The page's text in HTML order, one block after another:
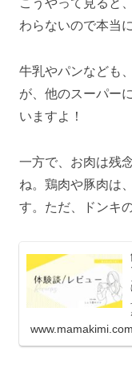
こうやって見ると
わらないので本当
牛乳やパンなども
が、他のスーパー
いますよ！
一方で、お肉は残
ね。鶏肉や豚肉は
す。ただ、ドンキ
www.mamakimi.com